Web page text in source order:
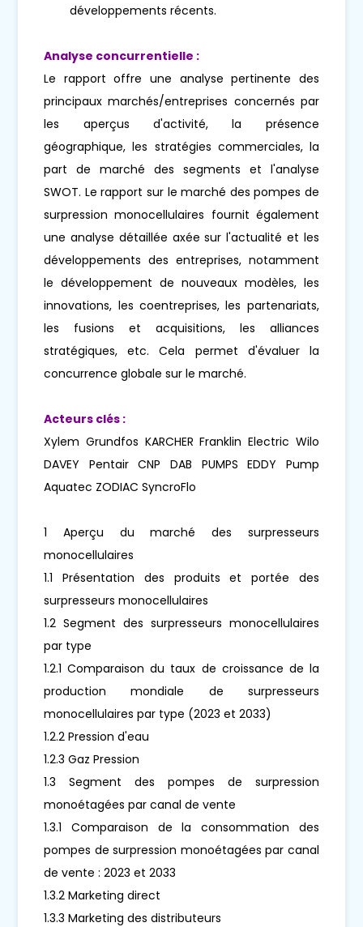
développements récents.
Analyse concurrentielle :
Le rapport offre une analyse pertinente des
principaux marchés/entreprises concernés par
les aperçus d'activité, la présence
géographique, les stratégies commerciales, la
part de marché des segments et l'analyse
SWOT. Le rapport sur le marché des pompes de
surpression monocellulaires fournit également
une analyse détaillée axée sur l'actualité et les
développements des entreprises, notamment
le développement de nouveaux modèles, les
innovations, les coentreprises, les partenariats,
les fusions et acquisitions, les alliances
stratégiques, etc. Cela permet d'évaluer la
concurrence globale sur le marché.
Acteurs clés :
Xylem Grundfos KARCHER Franklin Electric Wilo
DAVEY Pentair CNP DAB PUMPS EDDY Pump
Aquatec ZODIAC SyncroFlo
1 Aperçu du marché des surpresseurs
monocellulaires
1.1 Présentation des produits et portée des
surpresseurs monocellulaires
1.2 Segment des surpresseurs monocellulaires
par type
1.2.1 Comparaison du taux de croissance de la
production mondiale de surpresseurs
monocellulaires par type (2023 et 2033)
1.2.2 Pression d'eau
1.2.3 Gaz Pression
1.3 Segment des pompes de surpression
monoétagées par canal de vente
1.3.1 Comparaison de la consommation des
pompes de surpression monoétagées par canal
de vente : 2023 et 2033
1.3.2 Marketing direct
1.3.3 Marketing des distributeurs